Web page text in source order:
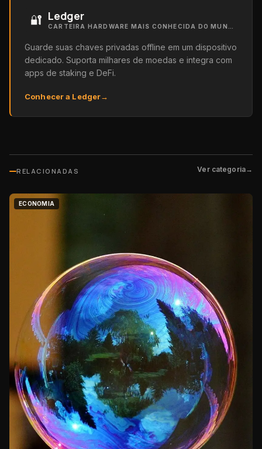
🔐 Ledger
Guarde suas chaves privadas offline em um dispositivo
dedicado. Suporta milhares de moedas e integra com
apps de staking e DeFi.
Conhecer a Ledger→
RELACIONADAS Ver categoria→
ECONOMIA